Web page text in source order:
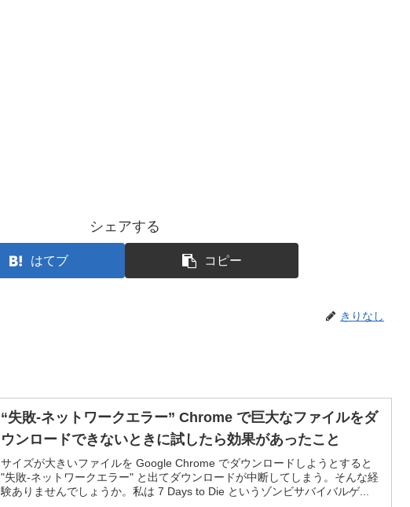
シェアする
はてブ コピー
きりなし
“失敗-ネットワークエラー” Chrome で巨大なファイルをダ
ウンロードできないときに試したら効果があったこと
サイズが大きいファイルを Google Chrome でダウンロードしようとすると
"失敗-ネットワークエラー" と出てダウンロードが中断してしまう。そんな経
験ありませんでしょうか。私は 7 Days to Die というゾンビサバイバルゲ...